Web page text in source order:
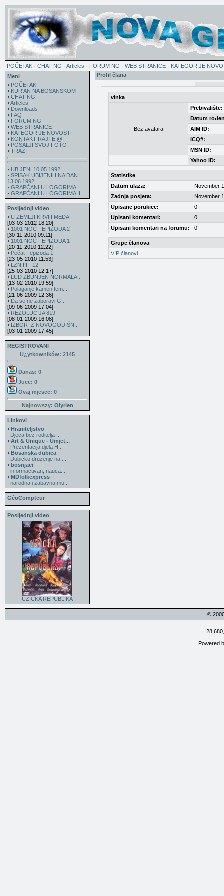
POČETAK · CHAT NG · Articles · FORUM NG · WEB STRANICE · KATEGORIJE
Meni
POČETAK
KUR'AN NA BOSANSKOM
CHAT NG
Articles
Downloads
FAQ
FORUM NG
WEB STRANICE
KATEGORIJE NOVOSTI
KONTAKTIRAJTE @
POŠALJI SVOJ FOTO
TRAŽI
UBIJENI 10.05.1992.
SPISAK UBIJENIH NA DAN
13.06.1992.
GRAPĆANI U LOGORIMA I
GRAPĆANI U LOGORIMA II
Posljednji video
U ZEMLJI KRVI I MEDA
[03-03-2012 18:20]
1001 NOĆ - EPIZODA 2
[30-11-2010 09:11]
1001 NOĆ - EPIZODA 1
[20-11-2010 12:22]
Pečat - epizoda 1
[23-05-2010 11:53]
LZN III - 12
[25-03-2010 12:17]
LUD ZBUNJEN NORMALA...
[13-02-2010 19:59]
Polaganje kamen tem...
[21-06-2009 12:36]
Da se ne zaboravi G...
[09-06-2009 17:04]
REZOLUCIJA 819
[08-01-2009 16:08]
IZBOR IZ NOVOGODIŠN...
[03-01-2009 17:45]
REGISTROVANI
U¿ytkowników: 2145
Danas: 0
Juce: 0
Ovaj mjesec: 0
Najnowszy: Olyrien
Linkovi
Hraniteljstvo
Djeca bez roditelja ...
Art & Unique - Umjet...
Prezentacija djela H...
Bosanska dubica
Dubicko druzenje na ...
bosnjaci
informactivan, nauca...
MDfolkexpress
narodna i zabavna mu...
GéoCompteur
Posljednji video
UZICKA REPUBLIKA
Profil člana
vinka
Bez avatara
Prebivalište:
Datum
AIM ID:
ICQ#:
MSN ID:
Yahoo ID:
Statistike
Datum ulaza:
November
Zadnja posjeta:
November
Upisane porukice:
0
Upisani komentari:
0
Upisani komentari na forumu:
0
Grupe članova
VIP članovi
©
Powered